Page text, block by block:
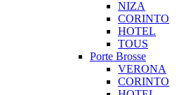
NIZA
CORINTO
HOTEL
TOUS
Porte Brosse
VERONA
CORINTO